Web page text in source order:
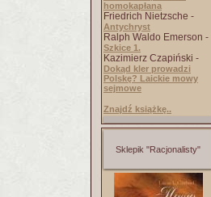
homokapłana
Friedrich Nietzsche -
Antychryst
Ralph Waldo Emerson -
Szkice 1.
Kazimierz Czapiński -
Dokąd kler prowadzi
Polskę? Laickie mowy
sejmowe
Znajdź książkę..
Sklepik "Racjonalisty"